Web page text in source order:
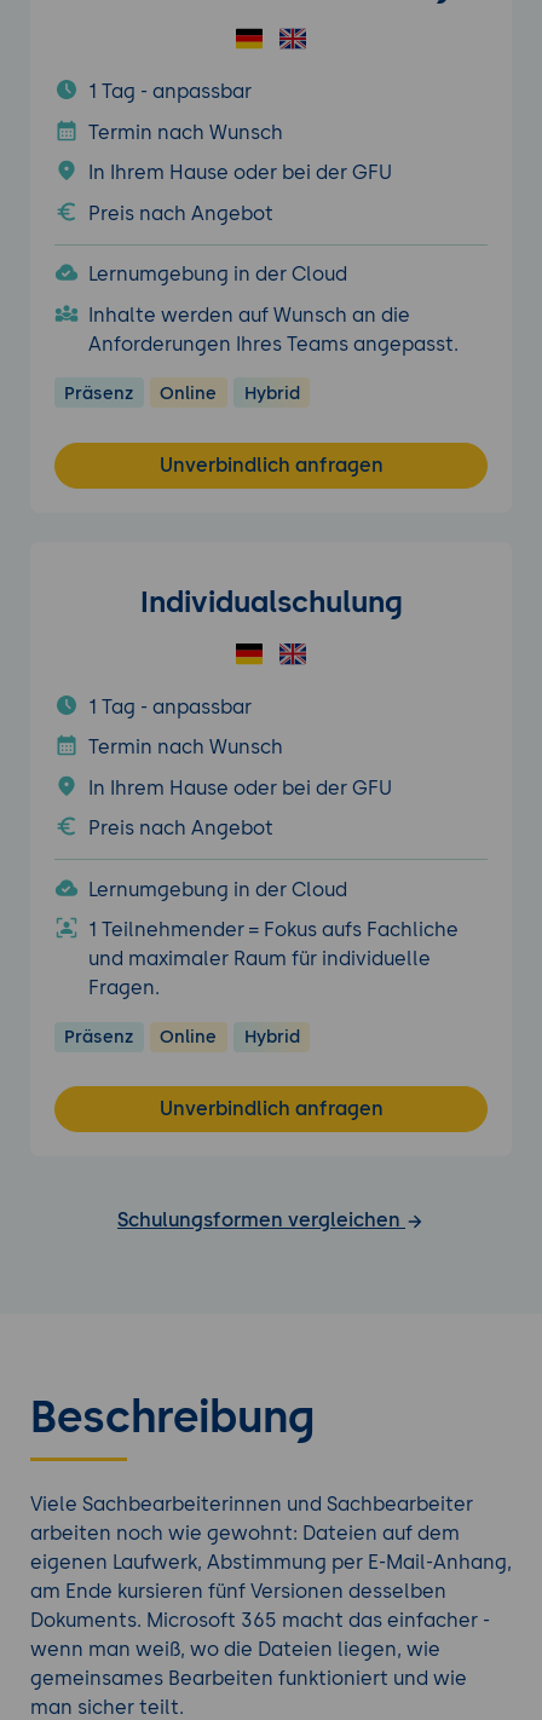
1 Tag - anpassbar
Termin nach Wunsch
In Ihrem Hause oder bei der GFU
Preis nach Angebot
Lernumgebung in der Cloud
Inhalte werden auf Wunsch an die
Anforderungen Ihres Teams angepasst.
Präsenz Online Hybrid
Unverbindlich anfragen
Individualschulung
1 Tag - anpassbar
Termin nach Wunsch
In Ihrem Hause oder bei der GFU
Preis nach Angebot
Lernumgebung in der Cloud
1 Teilnehmender = Fokus aufs Fachliche
und maximaler Raum für individuelle
Fragen.
Präsenz Online Hybrid
Unverbindlich anfragen
Schulungsformen vergleichen
Beschreibung
Viele Sachbearbeiterinnen und Sachbearbeiter
arbeiten noch wie gewohnt: Dateien auf dem
eigenen Laufwerk, Abstimmung per E-Mail-Anhang,
am Ende kursieren fünf Versionen desselben
Dokuments. Microsoft 365 macht das einfacher -
wenn man weiß, wo die Dateien liegen, wie
gemeinsames Bearbeiten funktioniert und wie
man sicher teilt.